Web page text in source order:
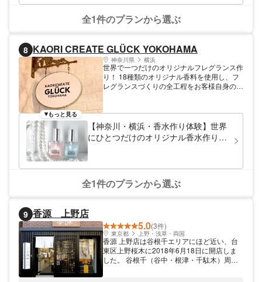
全1件のプランから選ぶ
8 KAORI CREATE GLÜCK YOKOHAMA
神奈川県 横浜
世界で一つだけのオリジナルフレグランス作
り！ 18種類のオリジナル香料を使用し、フ
レグランスづくりの全工程をお客様自身の手
意味をもちます。 皆様のもとへ香りに乗っ
て幸せが訪れますように。 香りによって幸
せな気持ちになりますように。 そんな思い
でこの名前を付けました。 オリジナル香料
推し香水をつくる方、などなど… 様々なお
客様にご来店いただいております。 店舗で
作成できる物は2種類 オリジナル香水（雑貨
もっと見る
【神奈川・横浜・香水作り体験】世界
にひとつだけのオリジナル香水作り！
全1件のプランから選ぶ
9 香源 上野店
5.0(3件)
東京都 上野・浅草・両国
香源 上野店は谷根千エリアにほど近い、台
東区上野桜木に2018年6月18日に開店しま
した。 谷根千（谷中・根津・千駄木）周辺